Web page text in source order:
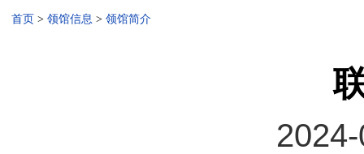
首页 > 领馆信息 > 领馆简介